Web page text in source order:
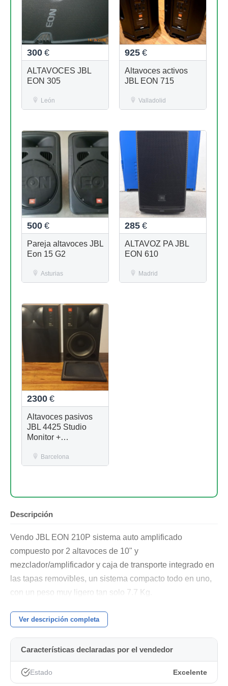
300 €
ALTAVOCES JBL
EON 305
León
925 €
Altavoces activos
JBL EON 715
Valladolid
500 €
Pareja altavoces JBL
Eon 15 G2
Asturias
285 €
ALTAVOZ PA JBL
EON 610
Madrid
2300 €
Altavoces pasivos
JBL 4425 Studio
Monitor +
300 MOS FET de
regalo
Barcelona
Descripción
Vendo JBL EON 210P sistema auto amplificado
compuesto por 2 altavoces de 10" y
mezclador/amplificador y caja de transporte integrado en
las tapas removibles, un sistema compacto todo en uno,
con un peso muy ligero tan solo 7.7 Kg.
Potencia 300Wts (2x150Wts), woofer Differential Drive®
10", motor de neodimio de 1" y filtro pasivo.
Angulo de cobertura 100º x 60º.
Respuesta en frecuencia de 75 Hz a 19 KHz.
Máximo SPL 124 dB, vaso invertido.
Ver descripción completa
Características declaradas por el vendedor
Estado Excelente